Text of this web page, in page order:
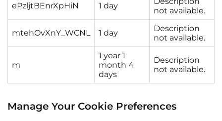
ePzljtBEnrXpHiN 1 day
not available.
mtehOvXnY_WCNL 1 day
Description
not available.
m
1 year 1
month 4
days
Description
not available.
Manage Your Cookie Preferences